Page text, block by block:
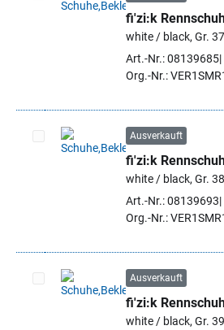
Artikel auswählen
fi'zi:k
white / black, Gr. 37
Art.-Nr.: 08139685
Org.-Nr.:
Artikel auswählen
Ausverkauft
fi'zi:k
white / black, Gr. 38
Art.-Nr.: 08139693
Org.-Nr.:
Artikel auswählen
Ausverkauft
fi'zi:k
white / black, Gr. 39